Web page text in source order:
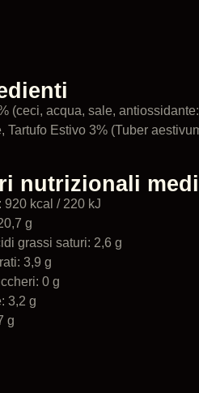
(ceci, acqua, sale,
Tartufo Estivo 3% (Tuber
nutrizionali
920 kcal / 220 kJ
g
grassi saturi: 2,6 g
3,9 g
0 g
3,2 g
g